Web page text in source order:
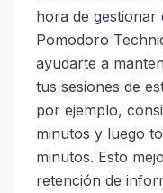
hora de gestionar
Pomodoro
ayudarte a
tus sesiones de
por ejemplo,
minutos y luego
minutos. Esto
retención de